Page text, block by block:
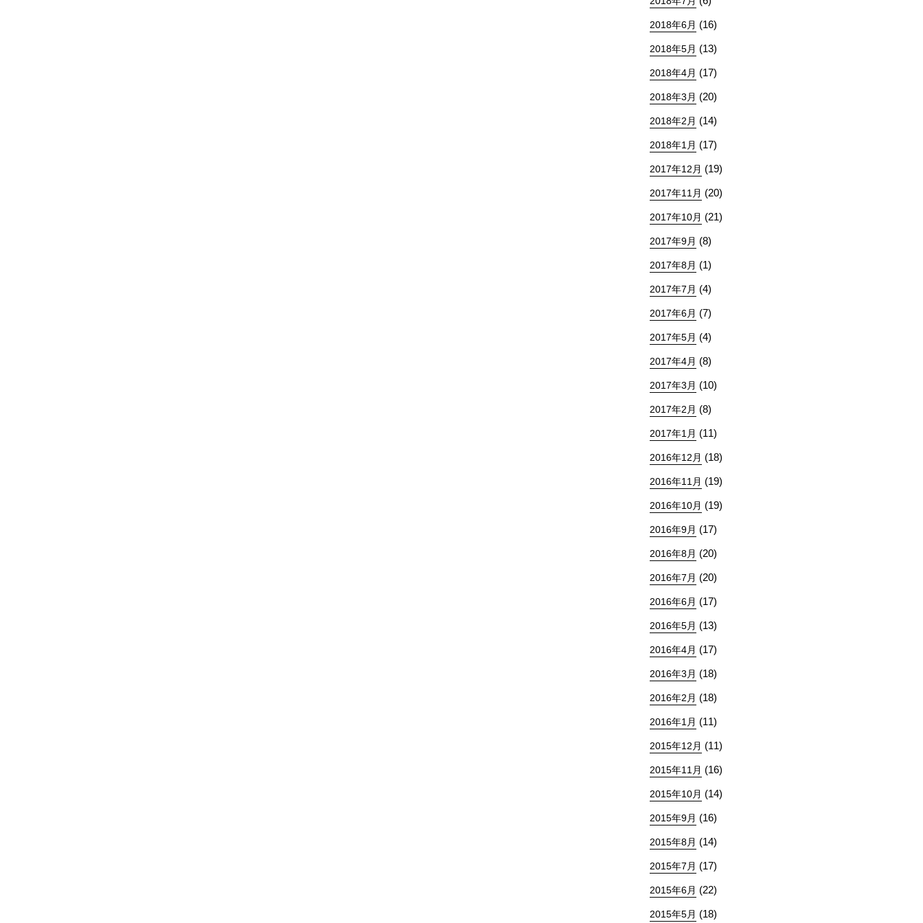
2018年6月 (16)
2018年5月 (13)
2018年4月 (17)
2018年3月 (20)
2018年2月 (14)
2018年1月 (17)
2017年12月 (19)
2017年11月 (20)
2017年10月 (21)
2017年9月 (8)
2017年8月 (1)
2017年7月 (4)
2017年6月 (7)
2017年5月 (4)
2017年4月 (8)
2017年3月 (10)
2017年2月 (8)
2017年1月 (11)
2016年12月 (18)
2016年11月 (19)
2016年10月 (19)
2016年9月 (17)
2016年8月 (20)
2016年7月 (20)
2016年6月 (17)
2016年5月 (13)
2016年4月 (17)
2016年3月 (18)
2016年2月 (18)
2016年1月 (11)
2015年12月 (11)
2015年11月 (16)
2015年10月 (14)
2015年9月 (16)
2015年8月 (14)
2015年7月 (17)
2015年6月 (22)
2015年5月 (18)